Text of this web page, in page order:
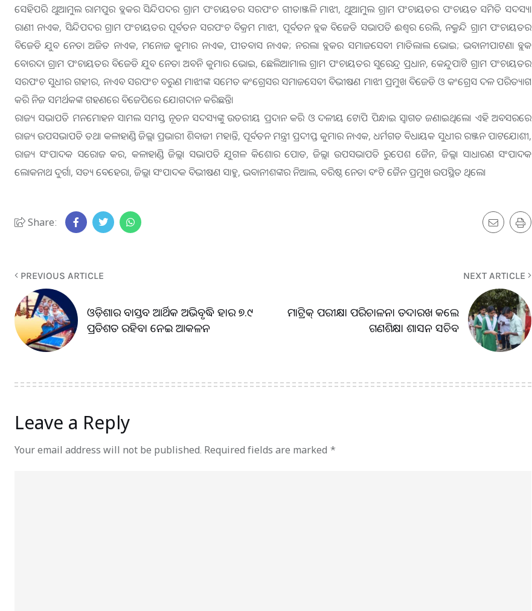
ସେହିପରି ଥୁଆମୁଲ ରାମପୁର ବ୍ଲକର ସିନ୍ଦିପଦର ଗ୍ରାମ ପଂଚାୟତର ସରପଂଚ ଗୀତାଞ୍ଜଳି ମାଝୀ, ଥୁଆମୁଲ ଗ୍ରାମ ପଂଚାୟତର ପଂଚାୟତ ସମିତି ସଦସ୍ୟା
ରାଣୀ ନାଏକ, ସିନ୍ଦିପଦର ଗ୍ରାମ ପଂଚାୟତର ପୂର୍ବତନ ସରପଂଚ ବିକ୍ରମ ମାଝୀ, ପୂର୍ବତନ ବ୍ଲକ ବିଜେଡି ସଭାପତି ଈଶ୍ୱର ରେଲି, ନକ୍ରୁନ୍ଦି ଗ୍ରାମ ପଂଚାୟତର
ବିଜେଡି ଯୁବ ନେତା ଅଜିତ ନାଏକ, ମନୋଜ କୁମାର ନାଏକ, ପୀତବାସ ନାଏକ; ନରଲା ବ୍ଲକର ସମାଜସେବୀ ମାତିଲାଲ ଭୋଇ; ଭବାନୀପାଟଣା ବ୍ଲକ
ବୋରଦା ଗ୍ରାମ ପଂଚାୟତର ବିଜେଡି ଯୁବ ନେତା ଅବନି କୁମାର ଭୋଇ, ଛେଲିଆମାଲ ଗ୍ରାମ ପଂଚାୟତର ସୁରେନ୍ଦ୍ର ପ୍ରଧାନ, କେନ୍ଦୁପାଟି ଗ୍ରାମ ପଂଚାୟତର
ସରପଂଚ ସୁଧୀର ଗହୀର, ନାଏବ ସରପଂଚ ବରୁଣ ମାଝୀଙ୍କ ସମେତ କଂଗ୍ରେସର ସମାଜସେବୀ ବିଭୀଷଣ ମାଝୀ ପ୍ରମୁଖ ବିଜେଡି ଓ କଂଗ୍ରେସ ଦଳ ପରିତ୍ୟାଗ
କରି ନିଜ ସମର୍ଥକଙ୍କ ଗହଣରେ ବିଜେପିରେ ଯୋଗଦାନ କରିଛନ୍ତି।
ରାଜ୍ୟ ସଭାପତି ମନମୋହନ ସାମଲ ସମସ୍ତ ନୂତନ ସଦସ୍ୟଙ୍କୁ ଉତରୀୟ ପ୍ରଦାନ କରି ଓ ଦଳୀୟ ଟୋପି ପିନ୍ଧାଇ ସ୍ୱାଗତ ଜଣାଇଥିଲେ। ଏହି ଅବସରରେ
ରାଜ୍ୟ ଉପସଭାପତି ତଥା କଳାହାଣ୍ଡି ଜିଲ୍ଲା ପ୍ରଭାରୀ ଶିବାଜୀ ମହାନ୍ତି, ପୂର୍ବତନ ମନ୍ତ୍ରୀ ପ୍ରଦୀପ୍ତ କୁମାର ନାଏକ, ଧର୍ମଗଡ ବିଧାୟକ ସୁଧୀର ରଞ୍ଜନ ପାଟଯୋଶୀ,
ରାଜ୍ୟ ସଂପାଦକ ସରୋଜ କର, କଳାହାଣ୍ଡି ଜିଲ୍ଲା ସଭାପତି ଯୁଗଳ କିଶୋର ପୋଡ, ଜିଲ୍ଲା ଉପସଭାପତି ରୁପେଶ ଜୈନ, ଜିଲ୍ଲା ସାଧାରଣ ସଂପାଦକ
ଲୋକନାଥ ଦୁର୍ଗା, ସତ୍ୟ ବେହେରା, ଜିଲ୍ଲା ସଂପାଦକ ବିଭୀଷଣ ସାହୁ, ଭବାନୀଶଙ୍କର ନିଆଲ, ବରିଷ୍ଠ ନେତା ବଂଟି ଜୈନ ପ୍ରମୁଖ ଉପସ୍ଥିତ ଥିଲେ।
Share:
PREVIOUS ARTICLE
ଓଡ଼ିଶାର ବାସ୍ତବ ଆର୍ଥିକ ଅଭିବୃଦ୍ଧି ହାର ୭.୯
ପ୍ରତିଶତ ରହିବା ନେଇ ଆକଳନ
NEXT ARTICLE
ମାଟ୍ରିକ୍‌ ପରୀକ୍ଷା ପରିଚାଳନା ତଦାରଖ କଲେ
ଗଣଶିକ୍ଷା ଶାସନ ସଚିବ
Leave a Reply
Your email address will not be published. Required fields are marked *